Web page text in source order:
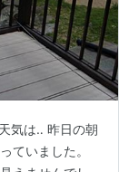
気は‥ 昨日の朝
ていました。